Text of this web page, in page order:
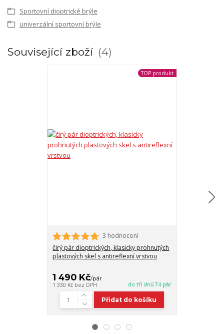
Sportovní dioptrické brýle
univerzální sportovní brýle
Související zboží 4
TOP produkt
3 hodnocení
čirý pár dioptrických, klasicky prohnutých
plastových skel s antireflexní vrstvou
1 490 Kč/pár
1 330 Kč bez DPH do tří dnů 74 pár
Přidat do košíku